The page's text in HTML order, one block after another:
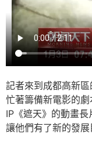
記者來到成都高新
忙著籌備新電影的
IP《遮天》的動畫長
讓他們有了新的發展